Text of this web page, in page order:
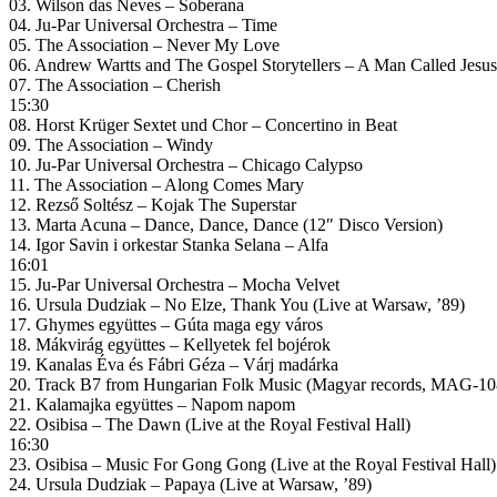
03. Wilson das Neves – Soberana
04. Ju-Par Universal Orchestra – Time
05. The Association – Never My Love
06. Andrew Wartts and The Gospel Storytellers – A Man Called Jesus
07. The Association – Cherish
15:30
08. Horst Krüger Sextet und Chor – Concertino in Beat
09. The Association – Windy
10. Ju-Par Universal Orchestra – Chicago Calypso
11. The Association – Along Comes Mary
12. Rezső Soltész – Kojak The Superstar
13. Marta Acuna – Dance, Dance, Dance (12″ Disco Version)
14. Igor Savin i orkestar Stanka Selana – Alfa
16:01
15. Ju-Par Universal Orchestra – Mocha Velvet
16. Ursula Dudziak – No Elze, Thank You (Live at Warsaw, ’89)
17. Ghymes együttes – Gúta maga egy város
18. Mákvirág együttes – Kellyetek fel bojérok
19. Kanalas Éva és Fábri Géza – Várj madárka
20. Track B7 from Hungarian Folk Music (Magyar records, MAG-
21. Kalamajka együttes – Napom napom
22. Osibisa – The Dawn (Live at the Royal Festival Hall)
16:30
23. Osibisa – Music For Gong Gong (Live at the Royal Festival Hall)
24. Ursula Dudziak – Papaya (Live at Warsaw, ’89)